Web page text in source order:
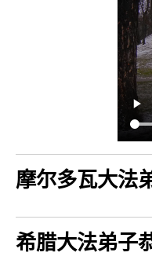
摩尔多瓦大法
希腊大法弟子